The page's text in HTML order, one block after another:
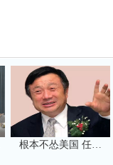
根本不怂美国 任…